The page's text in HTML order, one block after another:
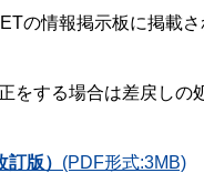
の情報掲示板に掲載さ
をする場合は差戻しの
版） (PDF形式:3MB)